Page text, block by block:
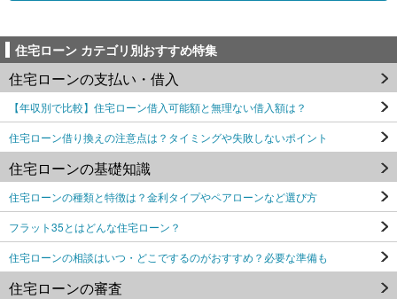
住宅ローン カテゴリ別おすすめ特集
住宅ローンの支払い・借入
【年収別で比較】住宅ローン借入可能額と無理ない借入額は？
住宅ローン借り換えの注意点は？タイミングや失敗しないポイント
住宅ローンの基礎知識
住宅ローンの種類と特徴は？金利タイプやペアローンなど選び方
フラット35とはどんな住宅ローン？
住宅ローンの相談はいつ・どこでするのがおすすめ？必要な準備も
住宅ローンの審査